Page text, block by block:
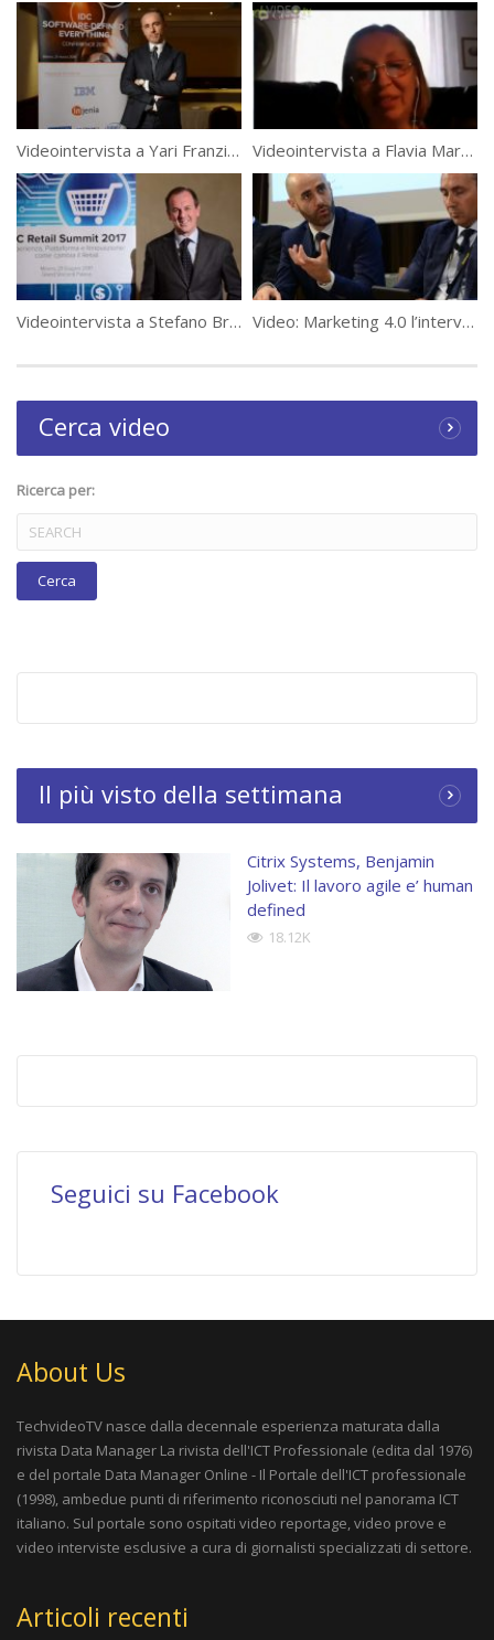
verso le nuove forme di lavoro. Le aziende continuano ad avere
l’ossessione del controllo, del cartellino, della produttività misurata
sul numero di ore trascorse in ufficio, invece di favorire modelli
organizzativi basati sulla delega e sul raggiungimento degli obiettivi.
È una questione di management e di fiducia nelle persone non solo
di un “sotto-utilizzo” delle tecnologie. Ma la fiducia si crea con
l’esempio. E l’esempio deve arrivare dall’alto».
Find more @http://www.datamanager.it/2015/04/smart-working-le-
priorita-dei-cio/
(18122)
Category:Videointerviste
videointervista
Videointervista a Yari Franzini, Cloud Systems Country Leader di Oracle Italia Videointervista a Flavia Marzano – Presidente degli Stati Generali dell’Innovazione
Videointervista a Stefano Brioschi, Product Manager, Aruba HPE Video: Marketing 4.0 l’intervento di Fabio Rizzotto a #WeChangeIT Forum
Cerca video
Ricerca per:
Il più visto della settimana
Citrix Systems, Benjamin
Jolivet: Il lavoro agile e’ human
defined
18.12K
Seguici su Facebook
About Us
TechvideoTV nasce dalla decennale esperienza maturata dalla
rivista Data Manager La rivista dell'ICT Professionale (edita dal 1976)
e del portale Data Manager Online - Il Portale dell'ICT professionale
(1998), ambedue punti di riferimento riconosciuti nel panorama ICT
italiano. Sul portale sono ospitati video reportage, video prove e
video interviste esclusive a cura di giornalisti specializzati di settore.
Articoli recenti